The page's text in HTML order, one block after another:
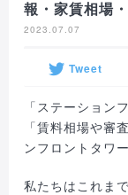
報・家賃相場
2023.07.07
Tweet
「ステーション
「賃料相場や審
ンフロントタワ
私たちはこれま